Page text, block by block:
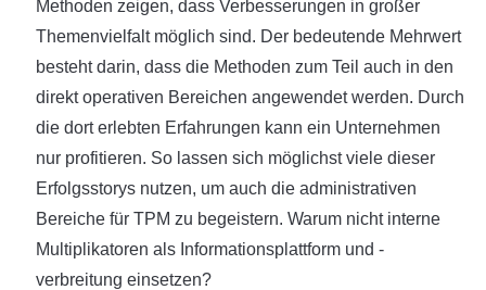
Methoden zeigen, dass Verbesserungen in großer
Themenvielfalt möglich sind. Der bedeutende Mehrwert
besteht darin, dass die Methoden zum Teil auch in den
direkt operativen Bereichen angewendet werden. Durch
die dort erlebten Erfahrungen kann ein Unternehmen
nur profitieren. So lassen sich möglichst viele dieser
Erfolgsstorys nutzen, um auch die administrativen
Bereiche für TPM zu begeistern. Warum nicht interne
Multiplikatoren als Informationsplattform und -
verbreitung einsetzen?